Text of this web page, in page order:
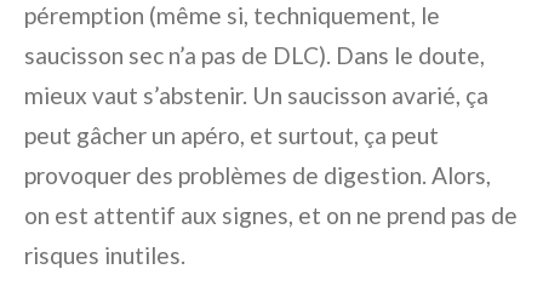
péremption (même si, techniquement, le
saucisson sec n’a pas de DLC). Dans le doute,
mieux vaut s’abstenir. Un saucisson avarié, ça
peut gâcher un apéro, et surtout, ça peut
provoquer des problèmes de digestion. Alors,
on est attentif aux signes, et on ne prend pas de
risques inutiles.